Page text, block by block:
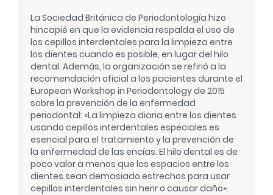
La Sociedad Británica de Periodontología hizo
hincapié en que la evidencia respalda el uso de
los cepillos interdentales para la limpieza entre
los dientes cuando es posible, en lugar del hilo
dental. Además, la organización se refirió a la
recomendación oficial a los pacientes durante el
European Workshop in Periodontology de 2015
sobre la prevención de la enfermedad
periodontal: «La limpieza diaria entre los dientes
usando cepillos interdentales especiales es
esencial para el tratamiento y la prevención de
la enfermedad de las encías. El hilo dental es de
poco valor a menos que los espacios entre los
dientes sean demasiado estrechos para usar
cepillos interdentales sin herir o causar daño».